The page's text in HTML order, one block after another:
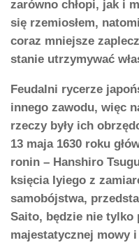
zarówno chłopi, jak i
się rzemiosłem,
coraz mniejsze
stanie utrzymywać
Feudalni rycerze
innego zawodu, więc
rzeczy były ich
13 maja 1630 roku
ronin – Hanshiro
księcia Iyiego z
samobójstwa,
Saito, będzie nie tylko
majestatycznej mowy